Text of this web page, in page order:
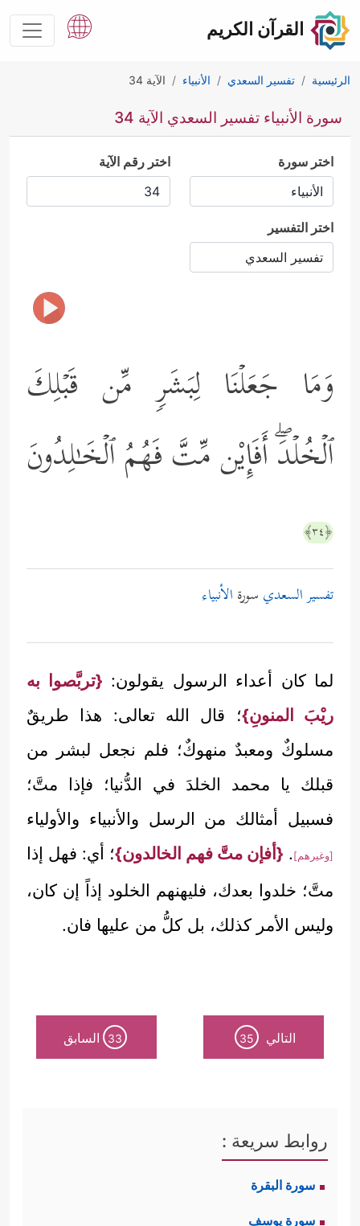
القرآن الكريم
الرئيسية تفسير السعدي الأنبياء الآية 34
سورة الأنبياء تفسير السعدي الآية 34
اختر سورة اختر رقم الآية
اختر التفسير
وَمَا جَعَلۡنَا لِبَشَرࣲ مِّن قَبۡلِكَ
ٱلۡخُلۡدَۖ أَفَإِیْن مِّتَّ فَهُمُ ٱلۡخَـٰلِدُونَ
﴿٣٤﴾
تفسير السعدي سورة الأنبياء
لما كان أعداء الرسول يقولون: {تربَّصوا به
ريْبَ المنونِ}؛ قال الله تعالى: هذا طريقٌ
مسلوكٌ ومعبدٌ منهوكٌ؛ فلم نجعل لبشر من
قبلك يا محمد الخلدَ في الدُّنيا؛ فإذا متَّ؛
فسبيل أمثالك من الرسل والأنبياء والأولياء
[وغيرهم] . {أفإن متَّ فهم الخالدون}؛ أي: فهل إذا
متَّ؛ خلدوا بعدك، فليهنهم الخلود إذاً إن كان،
وليس الأمر كذلك، بل كلُّ من عليها فان.
التالي 35
33 السابق
روابط سريعة :
سورة البقرة
سورة يوسف